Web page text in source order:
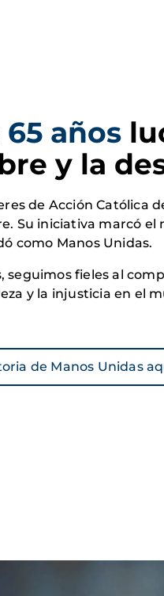
65 años
y la
de Acción Católica
Su iniciativa marcó
como Manos Unidas.
seguimos fieles al
y la injusticia en el
de Manos Unidas